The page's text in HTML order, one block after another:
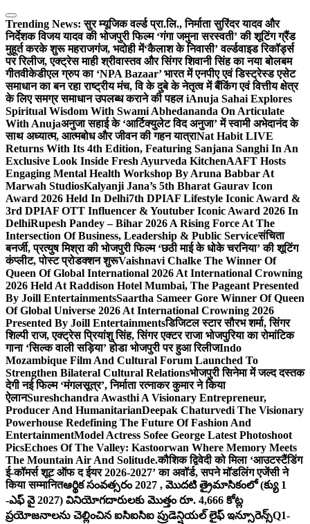
Skip
to
content
Trending News: सुर म्यूजिक वर्ल्ड प्रा.लि., निर्माता सुरिंदर यादव और
निर्देशक विजय यादव की भोजपुरी फिल्म ‘गंगा जमुना सरस्वती’ की शूटिंग ग्रैंड
मुहूर्त करके शुरू महराजगंज, भदोही में‘कैलाश के निवासी’ वर्ल्डवाइड रिकॉर्ड्स
पर रिलीज, एक्ट्रेस माही श्रीवास्तव और सिंगर शिवानी सिंह का नया बोलबम
गीतवीकेडीएल ग्रुप का ‘NPA Bazaar’ भारत में एनपीए एवं डिस्ट्रेस्ड एसेट
समाधान का बन रहा राष्ट्रीय मंच, वि के दुबे के नेतृत्व में बैंकिंग एवं वित्तीय क्षेत्र
के लिए समग्र समाधान उपलब्ध कराने की पहल iAnuja Sahai Explores
Spiritual Wisdom With Swami Abhedananda On Articulate
With Anujaअनुजा सहाई के ‘आर्टिक्युलेट विद अनुजा’ में स्वामी अभेदानंद के
साथ अध्यात्म, आत्मबोध और जीवन की गहन यात्राNat Habit LIVE
Returns With Its 4th Edition, Featuring Sanjana Sanghi In An
Exclusive Look Inside Fresh Ayurveda KitchenAAFT Hosts
Engaging Mental Health Workshop By Aruna Babbar At
Marwah StudiosKalyanji Jana’s 5th Bharat Gaurav Icon
Award 2026 Held In Delhi7th DPIAF Lifestyle Iconic Award &
3rd DPIAF OTT Influencer & Youtuber Iconic Award 2026 In
DelhiRupesh Pandey – Bihar 2026 A Rising Force At The
Intersection Of Business, Leadership & Public Serviceसंचिता
बनर्जी, प्रत्युष मिश्रा की भोजपुरी फिल्म ‘छठी माई के धोके चरनिया’ की शूटिंग
कंप्लीट, पोस्ट प्रोडक्शन शुरूVaishnavi Chalke The Winner Of
Queen Of Global International 2026 At International Crowning
2026 Held At Raddison Hotel Mumbai, The Pageant Presented
By Joill EntertainmentsSaartha Sameer Gore Winner Of Queen
Of Global Universe 2026 At International Crowning 2026
Presented By Joill Entertainmentsडिजिटल स्टार सौरभ शर्मा, सिंगर
शिल्पी राज, एक्ट्रेस प्रियांशु सिंह, सिंगर एक्टर राजा भोजपुरिया का रोमांटिक
गाना ‘सिल्क वाली सड़िया’ होडा भोजपुरी पर हुआ रिलीजIndo
Mozambique Film And Cultural Forum Launched To
Strengthen Bilateral Cultural Relationsभोजपुरी सिनेमा में जल्द दस्तक
देगी नई फिल्म ‘मंगलसूत्र’, निर्माता रत्नाकर कुमार ने किया
ऐलानSureshchandra Awasthi A Visionary Entrepreneur,
Producer And HumanitarianDeepak Chaturvedi The Visionary
Powerhouse Redefining The Future Of Fashion And
EntertainmentModel Actress Sofee George Latest Photoshoot
PicsEchoes Of The Valley: Kastoorwan Where Memory Meets
The Mountain Air And Solitude.कौशिक द्विवेदी को मिला ‘आउटस्टैंडिंग
ई-कॉमर्स शूट ऑफ द ईयर 2026-2027’ का अवॉर्ड, सपने मॉडलिंग एजेंसी ने
किया सम्मानितఆర్థిక సంవత్సరం 2027 , మొదటి త్రైమాసికంలో (క్యు 1
-ఎఫ్ వై 2027) వినియోగదారులకు మొత్తం రూ. 4,666 కోట్ల
ప్రయోజనాలను చెల్లించిన ఐసిఐసిఐ ప్రుడెన్షియల్ లైఫ్ ఇన్సూరెన్స్Q1-